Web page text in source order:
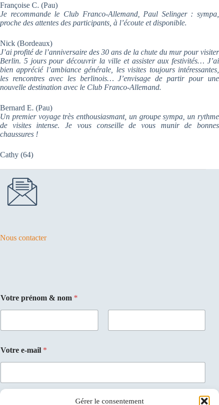
Gérer le consentement
Françoise C. (Pau)
Je recommande le Club Franco-Allemand, Paul Selinger : sympa,
proche des attentes des participants, à l’écoute et disponible.
Nick (Bordeaux)
J’ai profité de l’anniversaire des 30 ans de la chute du mur pour visiter
Berlin. 5 jours pour découvrir la ville et assister aux festivités… J’ai
bien apprécié l’ambiance générale, les visites toujours intéressantes,
les rencontres avec les berlinois… J’envisage de partir pour une
nouvelle destination avec le Club Franco-Allemand.
Bernard E. (Pau)
Un premier voyage très enthousiasmant, un groupe sympa, un rythme
de visites intense. Je vous conseille de vous munir de bonnes
chaussures !
Cathy (64)
Nous contacter
Votre prénom & nom *
Votre e-mail *